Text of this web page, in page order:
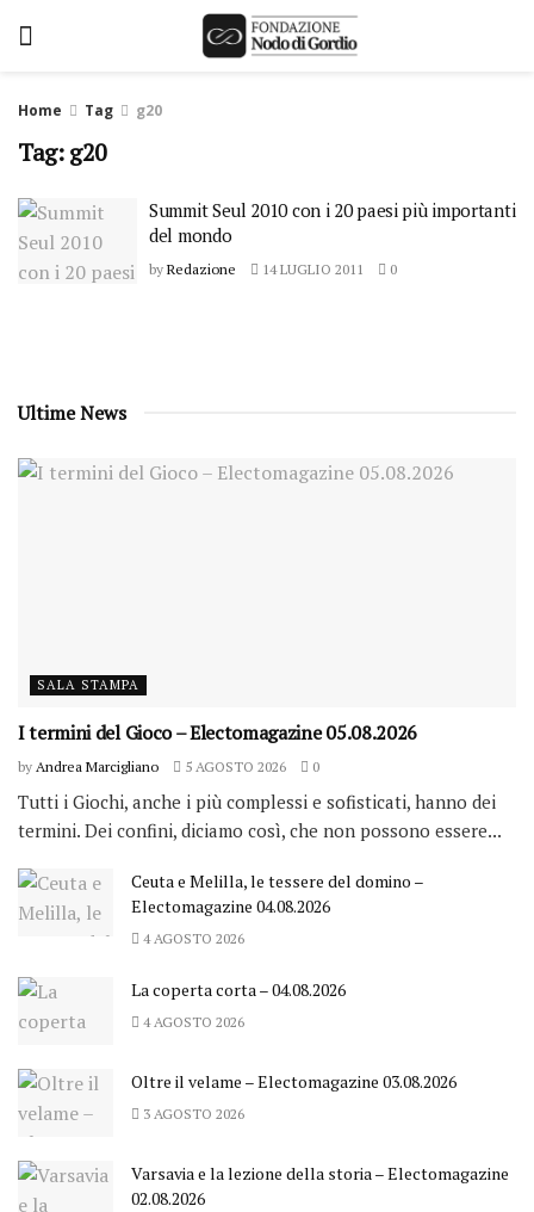
Home Tag g20
Tag: g20
Summit Seul 2010 con i 20 paesi più importanti
del mondo
by Redazione 14 LUGLIO 2011 0
Ultime News
SALA STAMPA
I termini del Gioco – Electomagazine 05.08.2026
by Andrea Marcigliano 5 AGOSTO 2026 0
Tutti i Giochi, anche i più complessi e sofisticati, hanno dei
termini. Dei confini, diciamo così, che non possono essere...
Ceuta e Melilla, le tessere del domino –
Electomagazine 04.08.2026
4 AGOSTO 2026
La coperta corta – 04.08.2026
4 AGOSTO 2026
Oltre il velame – Electomagazine 03.08.2026
3 AGOSTO 2026
Varsavia e la lezione della storia – Electomagazine
02.08.2026